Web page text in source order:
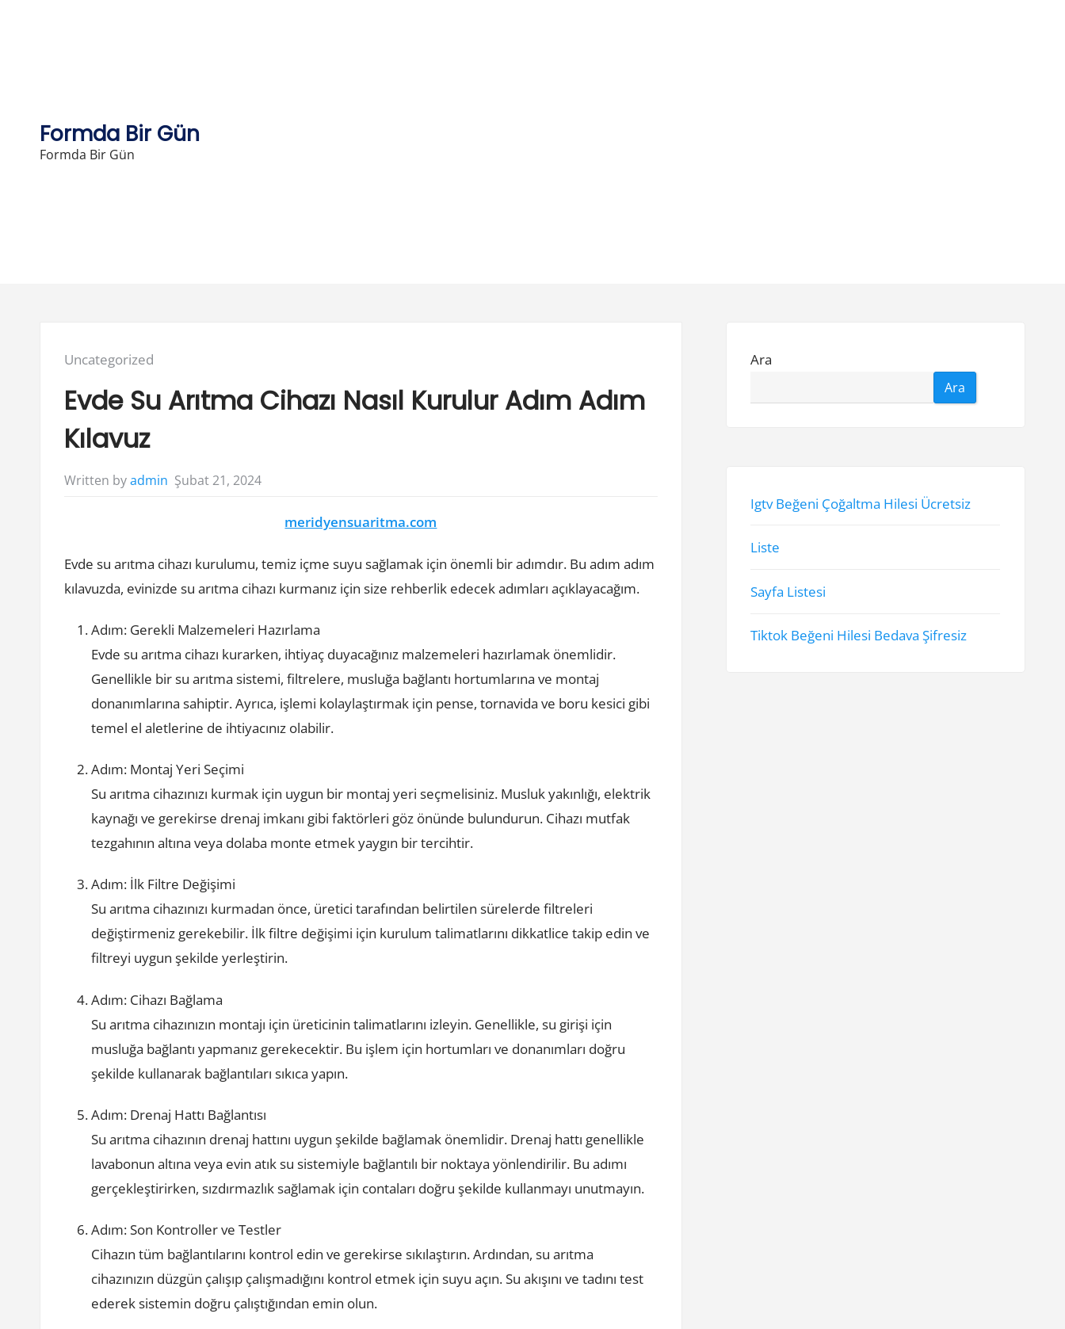
Formda Bir Gün
Formda Bir Gün
Posted
Uncategorized
Evde Su Arıtma Cihazı Nasıl Kurulur Adım Adım
Kılavuz
Written byadmin Şubat 21, 2024
meridyensuaritma.com
Evde su arıtma cihazı kurulumu, temiz içme suyu sağlamak için önemli bir adımdır. Bu adım adım
kılavuzda, evinizde su arıtma cihazı kurmanız için size rehberlik edecek adımları açıklayacağım.
Adım: Gerekli Malzemeleri Hazırlama
Evde su arıtma cihazı kurarken, ihtiyaç duyacağınız malzemeleri hazırlamak önemlidir.
Genellikle bir su arıtma sistemi, filtrelere, musluğa bağlantı hortumlarına ve montaj
donanımlarına sahiptir. Ayrıca, işlemi kolaylaştırmak için pense, tornavida ve boru kesici gibi
temel el aletlerine de ihtiyacınız olabilir.
Adım: Montaj Yeri Seçimi
Su arıtma cihazınızı kurmak için uygun bir montaj yeri seçmelisiniz. Musluk yakınlığı, elektrik
kaynağı ve gerekirse drenaj imkanı gibi faktörleri göz önünde bulundurun. Cihazı mutfak
tezgahının altına veya dolaba monte etmek yaygın bir tercihtir.
Adım: İlk Filtre Değişimi
Su arıtma cihazınızı kurmadan önce, üretici tarafından belirtilen sürelerde filtreleri
değiştirmeniz gerekebilir. İlk filtre değişimi için kurulum talimatlarını dikkatlice takip edin ve
filtreyi uygun şekilde yerleştirin.
Adım: Cihazı Bağlama
Su arıtma cihazınızın montajı için üreticinin talimatlarını izleyin. Genellikle, su girişi için
musluğa bağlantı yapmanız gerekecektir. Bu işlem için hortumları ve donanımları doğru
şekilde kullanarak bağlantıları sıkıca yapın.
Adım: Drenaj Hattı Bağlantısı
Su arıtma cihazının drenaj hattını uygun şekilde bağlamak önemlidir. Drenaj hattı genellikle
lavabonun altına veya evin atık su sistemiyle bağlantılı bir noktaya yönlendirilir. Bu adımı
gerçekleştirirken, sızdırmazlık sağlamak için contaları doğru şekilde kullanmayı unutmayın.
Adım: Son Kontroller ve Testler
Cihazın tüm bağlantılarını kontrol edin ve gerekirse sıkılaştırın. Ardından, su arıtma
cihazınızın düzgün çalışıp çalışmadığını kontrol etmek için suyu açın. Su akışını ve tadını test
ederek sistemin doğru çalıştığından emin olun.
Ara
Ara
Igtv Beğeni Çoğaltma Hilesi Ücretsiz
Liste
Sayfa Listesi
Tiktok Beğeni Hilesi Bedava Şifresiz